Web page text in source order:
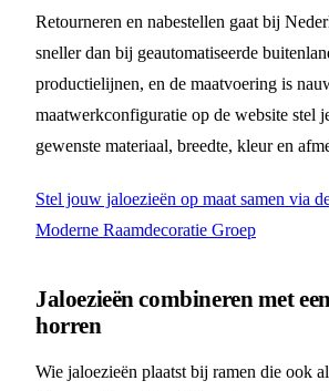
Retourneren en nabestellen gaat bij
sneller dan bij geautomatiseerde
productielijnen, en de maatvoering is
maatwerkconfiguratie op de website stel
gewenste materiaal, breedte, kleur en
Stel jouw jaloezieën op maat samen via
Moderne Raamdecoratie Groep
Jaloezieën combineren met
horren
Wie jaloezieën plaatst bij ramen die ook